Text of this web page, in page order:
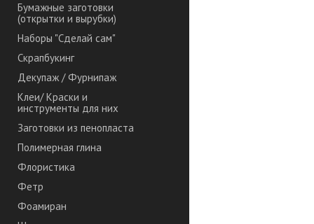
Бумажные заготовки
(открытки и вырубки)
Наборы "Сделай сам"
Скрапбукинг
Декупаж / Фурнипаж
Клеи/ Краски и
инструменты для них
Заготовки из пенопласта
Полимерная глина
Флористика
Фетр
Фоамиран